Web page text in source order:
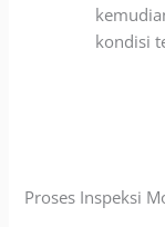
kondisi
Proses Inspeksi